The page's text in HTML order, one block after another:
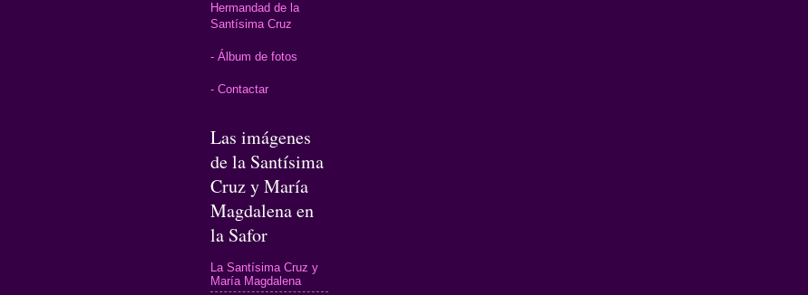
Hermandad de la
Santísima Cruz
- Álbum de fotos
- Contactar
Las imágenes
de la Santísima
Cruz y María
Magdalena en
la Safor
La Santísima Cruz y
María Magdalena